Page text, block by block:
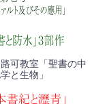
可教室「聖書の中
と生物」